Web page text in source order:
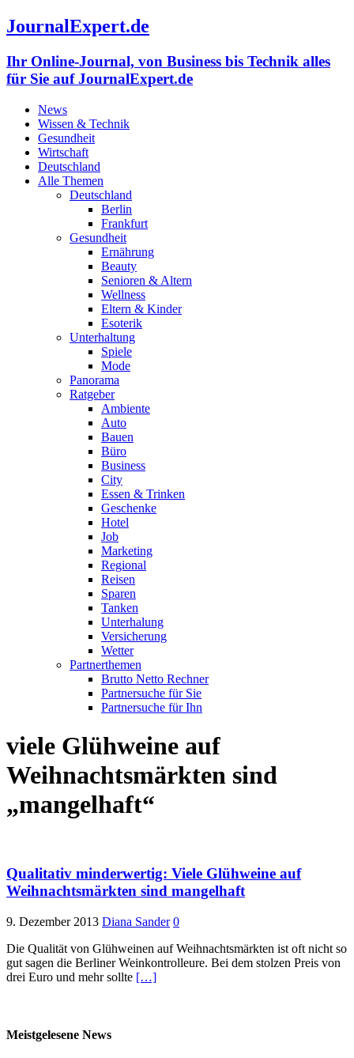
JournalExpert.de
Ihr Online-Journal, von Business bis Technik alles
für Sie auf JournalExpert.de
News
Wissen & Technik
Gesundheit
Wirtschaft
Deutschland
Alle Themen
Deutschland
Berlin
Frankfurt
Gesundheit
Ernährung
Beauty
Senioren & Altern
Wellness
Eltern & Kinder
Esoterik
Unterhaltung
Spiele
Mode
Panorama
Ratgeber
Ambiente
Auto
Bauen
Büro
Business
City
Essen & Trinken
Geschenke
Hotel
Job
Marketing
Regional
Reisen
Sparen
Tanken
Unterhalung
Versicherung
Wetter
Partnerthemen
Brutto Netto Rechner
Partnersuche für Sie
Partnersuche für Ihn
viele Glühweine auf
Weihnachtsmärkten sind
„mangelhaft“
Qualitativ minderwertig: Viele Glühweine auf
Weihnachtsmärkten sind mangelhaft
9. Dezember 2013 Diana Sander 0
Die Qualität von Glühweinen auf Weihnachtsmärkten ist oft nicht so
gut sagen die Berliner Weinkontrolleure. Bei dem stolzen Preis von
drei Euro und mehr sollte […]
Meistgelesene News